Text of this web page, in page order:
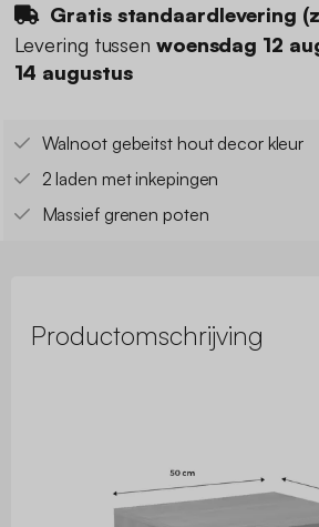
Gratis standaardlevering (
Levering tussen woensdag 12
14 augustus
Walnoot gebeitst hout decor kleur
2 laden met inkepingen
Massief grenen poten
Productomschrijving